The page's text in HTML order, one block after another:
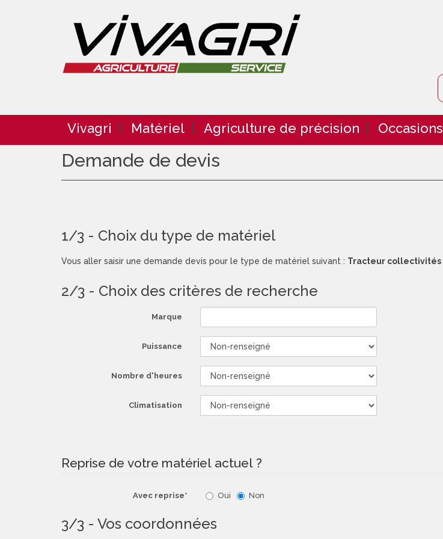
Vivagri Matériel Agriculture de précision Occasions
Demande de devis
1/3 - Choix du type de matériel
Vous aller saisir une demande devis pour le type de matériel suivant : Tracteur collectivités
2/3 - Choix des critères de recherche
Marque
Puissance
Nombre d'heures
Climatisation
Reprise de votre matériel actuel ?
Avec reprise* Oui Non
3/3 - Vos coordonnées